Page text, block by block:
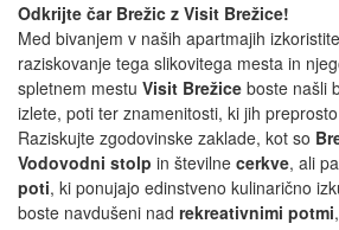
Odkrijte čar Brežic z Visit Brežice!
Med bivanjem v naših apartmajih
raziskovanje tega slikovitega mesta in
spletnem mestu Visit Brežice boste našli
izlete, poti ter znamenitosti, ki jih
Raziskujte zgodovinske zaklade, kot so
Vodovodni stolp in številne cerkve, ali
poti, ki ponujajo edinstveno kulinarično
boste navdušeni nad rekreativnimi potmi,